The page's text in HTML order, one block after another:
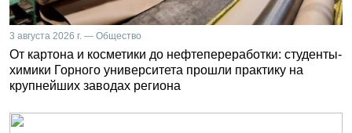
3 августа 2026 г. — Общество
От картона и косметики до нефтепереработки: студенты-
химики Горного университета прошли практику на
крупнейших заводах региона